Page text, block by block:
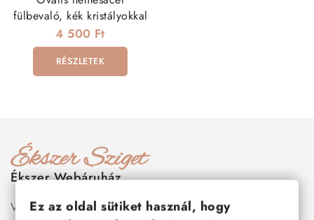
fülbevaló, kék kristályokkal
4 500 Ft
RÉSZLETEK
Ékszer Webáruház
Válogass több száz prémium minőségű, stílusos és tartós
Ez az oldal sütiket használ, hogy